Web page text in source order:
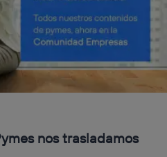
nos trasladamos